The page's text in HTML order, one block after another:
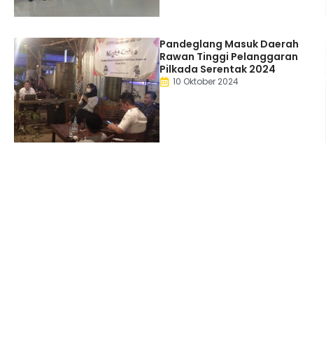
Pandeglang Masuk Daerah
Rawan Tinggi Pelanggaran
Pilkada Serentak 2024
10 Oktober 2024